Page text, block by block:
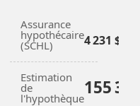
Assurance
hypothécaire
(SCHL) 4 231 $CA
Estimation
de
l'hypothèque155